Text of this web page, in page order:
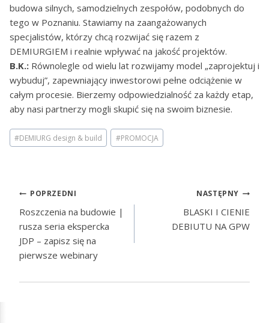
budowa silnych, samodzielnych zespołów, podobnych do
tego w Poznaniu. Stawiamy na zaangażowanych
specjalistów, którzy chcą rozwijać się razem z
DEMIURGIEM i realnie wpływać na jakość projektów.
B.K.: Równolegle od wielu lat rozwijamy model „zaprojektuj i
wybuduj”, zapewniający inwestorowi pełne odciążenie w
całym procesie. Bierzemy odpowiedzialność za każdy etap,
aby nasi partnerzy mogli skupić się na swoim biznesie.
#DEMIURG design & build #PROMOCJA
POPRZEDNI
Roszczenia na budowie |
rusza seria ekspercka
JDP – zapisz się na
pierwsze webinary
NASTĘPNY
BLASKI I CIENIE
DEBIUTU NA GPW